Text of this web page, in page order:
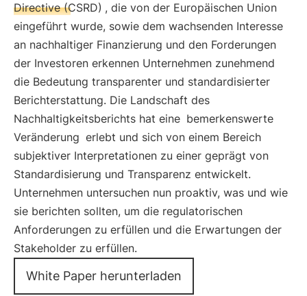
Directive (CSRD) , die von der Europäischen Union
eingeführt wurde, sowie dem wachsenden Interesse
an nachhaltiger Finanzierung und den Forderungen
der Investoren erkennen Unternehmen zunehmend
die Bedeutung transparenter und standardisierter
Berichterstattung. Die Landschaft des
Nachhaltigkeitsberichts hat eine bemerkenswerte
Veränderung erlebt und sich von einem Bereich
subjektiver Interpretationen zu einer geprägt von
Standardisierung und Transparenz entwickelt.
Unternehmen untersuchen nun proaktiv, was und wie
sie berichten sollten, um die regulatorischen
Anforderungen zu erfüllen und die Erwartungen der
Stakeholder zu erfüllen.
White Paper herunterladen